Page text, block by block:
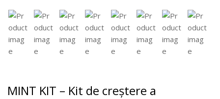
MINT KIT – Kit de creștere a